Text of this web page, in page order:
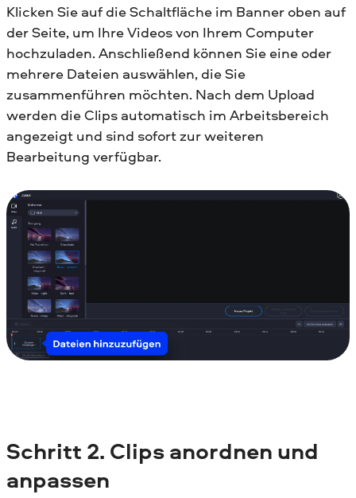
Klicken Sie auf die Schaltfläche im Banner oben auf
der Seite, um Ihre Videos von Ihrem Computer
hochzuladen. Anschließend können Sie eine oder
mehrere Dateien auswählen, die Sie
zusammenführen möchten. Nach dem Upload
werden die Clips automatisch im Arbeitsbereich
angezeigt und sind sofort zur weiteren
Bearbeitung verfügbar.
Schritt 2. Clips anordnen und
anpassen